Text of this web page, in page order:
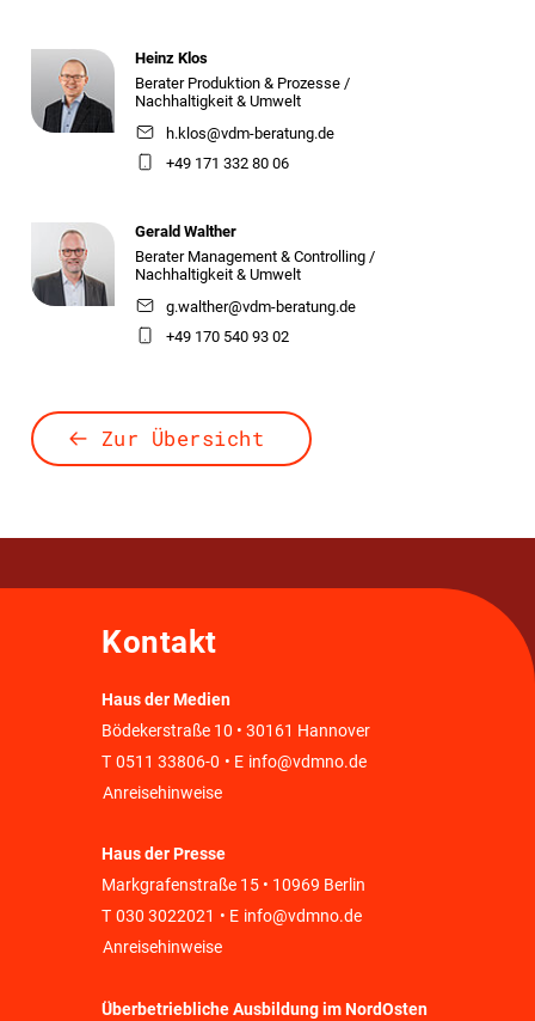
Heinz Klos
Berater Produktion & Prozesse /
Nachhaltigkeit & Umwelt
h.klos@vdm-beratung.de
+49 171 332 80 06
Gerald Walther
Berater Management & Controlling /
Nachhaltigkeit & Umwelt
g.walther@vdm-beratung.de
+49 170 540 93 02
Zur Übersicht
Kontakt
Haus der Medien
Bödekerstraße 10 • 30161 Hannover
T 0511 33806-0 • E info@vdmno.de
Anreisehinweise
Haus der Presse
Markgrafenstraße 15 • 10969 Berlin
T 030 3022021 • E info@vdmno.de
Anreisehinweise
Überbetriebliche Ausbildung im NordOsten